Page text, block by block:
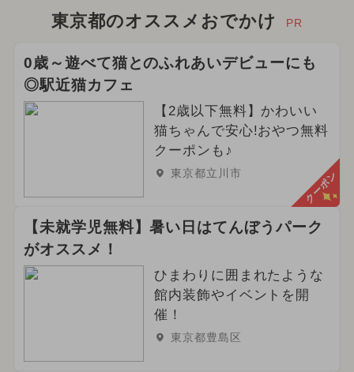
東京都のオススメおでかけ PR
0歳～遊べて猫とのふれあいデビューにも
◎駅近猫カフェ
【2歳以下無料】かわいい
猫ちゃんで安心!おやつ無料
クーポンも♪
東京都立川市 クーポン
【未就学児無料】暑い日はてんぼうパーク
がオススメ！
ひまわりに囲まれたような
館内装飾やイベントを開
催！
東京都豊島区